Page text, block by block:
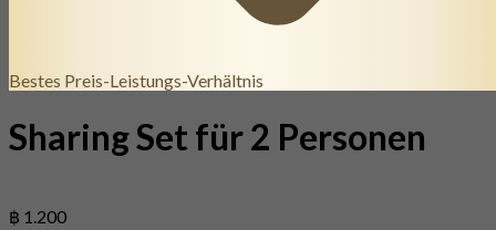
Bestes Preis-Leistungs-Verhältnis
Sharing Set für 2 Personen
฿ 1.200